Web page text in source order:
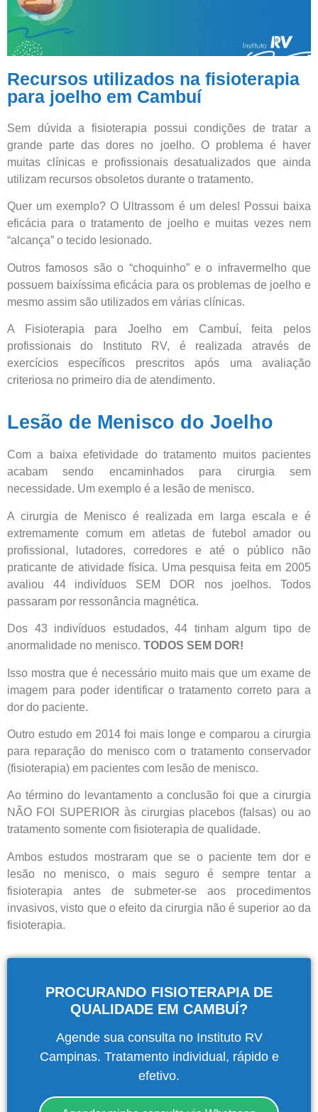
Recursos utilizados na fisioterapia
para joelho em Cambuí
Sem dúvida a fisioterapia possui condições de tratar a
grande parte das dores no joelho. O problema é haver
muitas clínicas e profissionais desatualizados que ainda
utilizam recursos obsoletos durante o tratamento.
Quer um exemplo? O Ultrassom é um deles! Possui baixa
eficácia para o tratamento de joelho e muitas vezes nem
“alcança” o tecido lesionado.
Outros famosos são o “choquinho” e o infravermelho que
possuem baixíssima eficácia para os problemas de joelho e
mesmo assim são utilizados em várias clínicas.
A Fisioterapia para Joelho em Cambuí, feita pelos
profissionais do Instituto RV, é realizada através de
exercícios específicos prescritos após uma avaliação
criteriosa no primeiro dia de atendimento.
Lesão de Menisco do Joelho
Com a baixa efetividade do tratamento muitos pacientes
acabam sendo encaminhados para cirurgia sem
necessidade. Um exemplo é a lesão de menisco.
A cirurgia de Menisco é realizada em larga escala e é
extremamente comum em atletas de futebol amador ou
profissional, lutadores, corredores e até o público não
praticante de atividade física. Uma pesquisa feita em 2005
avaliou 44 indivíduos SEM DOR nos joelhos. Todos
passaram por ressonância magnética.
Dos 43 indivíduos estudados, 44 tinham algum tipo de
anormalidade no menisco. TODOS SEM DOR!
Isso mostra que é necessário muito mais que um exame de
imagem para poder identificar o tratamento correto para a
dor do paciente.
Outro estudo em 2014 foi mais longe e comparou a cirurgia
para reparação do menisco com o tratamento conservador
(fisioterapia) em pacientes com lesão de menisco.
Ao término do levantamento a conclusão foi que a cirurgia
NÃO FOI SUPERIOR às cirurgias placebos (falsas) ou ao
tratamento somente com fisioterapia de qualidade.
Ambos estudos mostraram que se o paciente tem dor e
lesão no menisco, o mais seguro é sempre tentar a
fisioterapia antes de submeter-se aos procedimentos
invasivos, visto que o efeito da cirurgia não é superior ao da
fisioterapia.
PROCURANDO FISIOTERAPIA DE
QUALIDADE EM CAMBUÍ?
Agende sua consulta no Instituto RV
Campinas. Tratamento individual, rápido e
efetivo.